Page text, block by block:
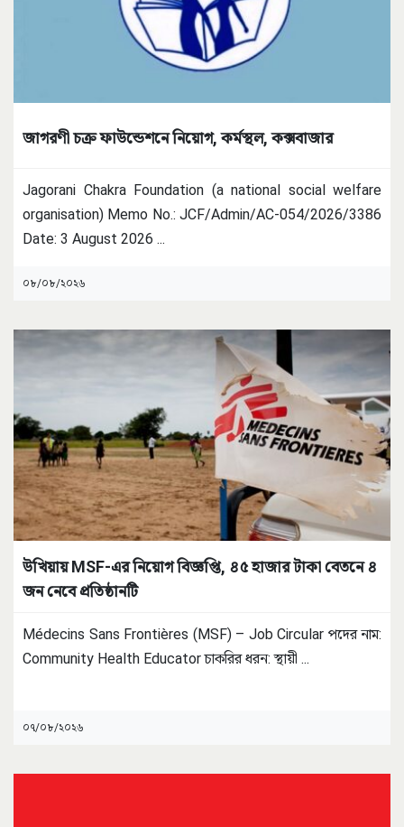
জাগরণী চক্র ফাউন্ডেশনে নিয়োগ, কর্মস্থল, কক্সবাজার
Jagorani Chakra Foundation (a national social welfare
organisation) Memo No.: JCF/Admin/AC-054/2026/3386
Date: 3 August 2026 ...
০৮/০৮/২০২৬
উখিয়ায় MSF-এর নিয়োগ বিজ্ঞপ্তি, ৪৫ হাজার টাকা বেতনে ৪
জন নেবে প্রতিষ্ঠানটি
Médecins Sans Frontières (MSF) – Job Circular পদের নাম:
Community Health Educator চাকরির ধরন: স্থায়ী ...
০৭/০৮/২০২৬